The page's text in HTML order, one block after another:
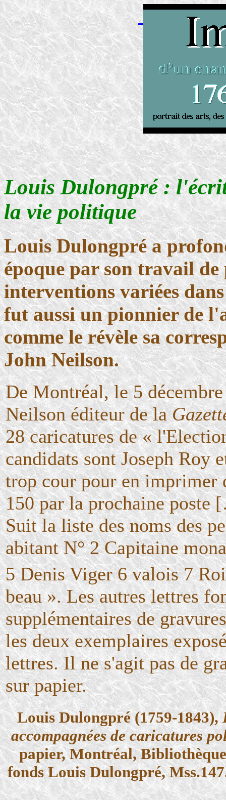
Louis Dulongpré :
la vie politique
Louis Dulongpré a
époque par son travail
interventions variées
fut aussi un pionnier de
comme le révèle sa
John Neilson.
De Montréal, le 5
Neilson éditeur de la
28 caricatures de «
candidats sont Joseph Roy
trop cour pour en imprimer
150 par la prochaine
Suit la liste des noms des
abitant N° 2 Capitaine
5 Denis Viger 6 valois 7
beau ». Les autres lettres
supplémentaires de
les deux exemplaires
lettres. Il ne s'agit pas de
sur papier.
Louis Dulongpré (1759-1843),
accompagnées de caricatures
papier, Montréal,
fonds Louis Dulongpré,